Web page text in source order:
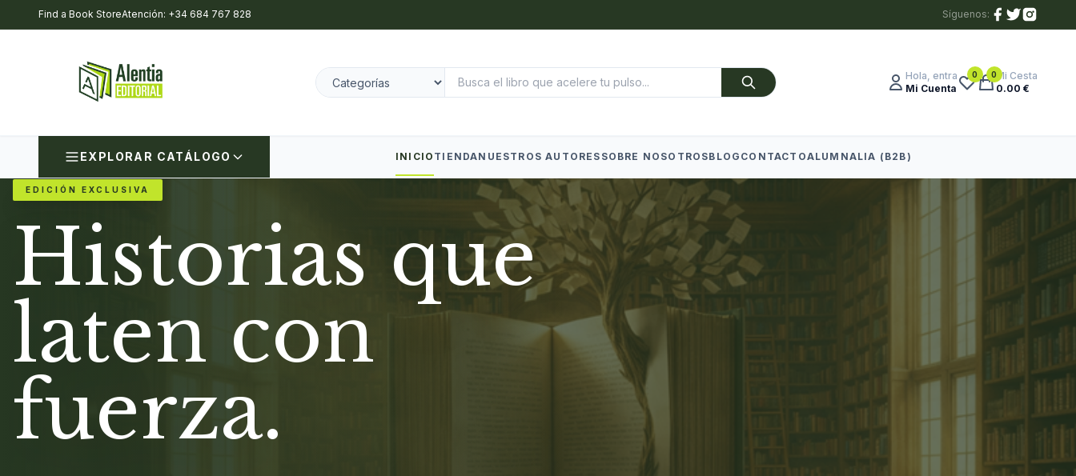
Find a Book StoreAtención: +34 684 767 828 Síguenos:
Hola, entra
Mi Cuenta
0 0Mi Cesta
0.00 €
EXPLORAR CATÁLOGO INICIO TIENDANUESTROS AUTORES SOBRE NOSOTROSBLOG CONTACTOALUMNALIA (B2B)
EDICIÓN EXCLUSIVA
Historias que
laten con
fuerza.